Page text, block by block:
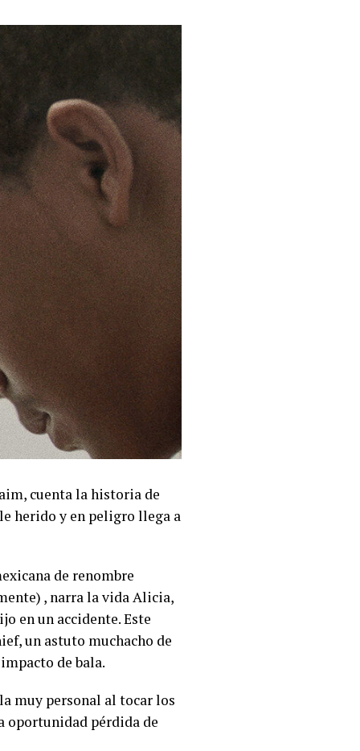
cuenta la historia de
herido y en peligro llega a
de renombre
, narra la vida Alicia,
en un accidente. Este
un astuto muchacho de
de bala.
muy personal al tocar los
oportunidad pérdida de